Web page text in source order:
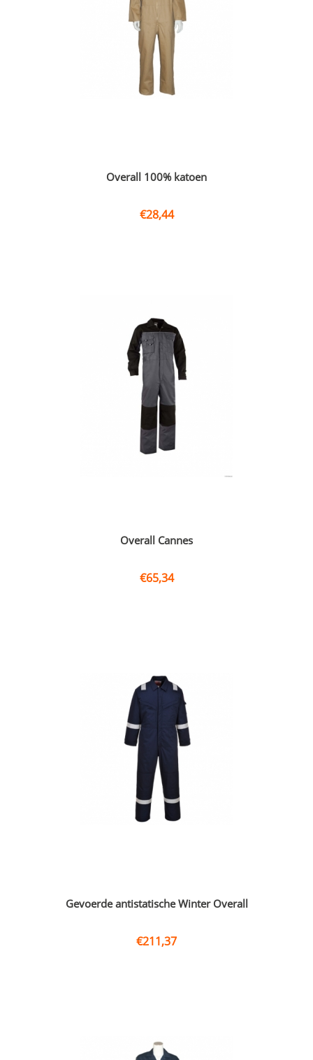
Overall 100% katoen
€28,44
Overall Cannes
€65,34
Gevoerde antistatische Winter Overall
€211,37